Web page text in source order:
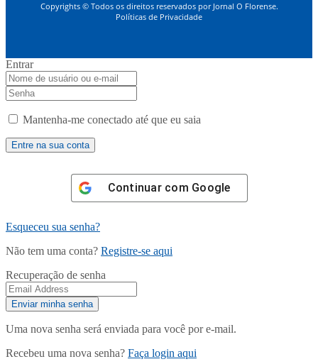
Copyrights © Todos os direitos reservados por Jornal O Florense.
Políticas de Privacidade
Entrar
Mantenha-me conectado até que eu saia
Continuar com Google
Esqueceu sua senha?
Não tem uma conta? Registre-se aqui
Recuperação de senha
Uma nova senha será enviada para você por e-mail.
Recebeu uma nova senha? Faça login aqui